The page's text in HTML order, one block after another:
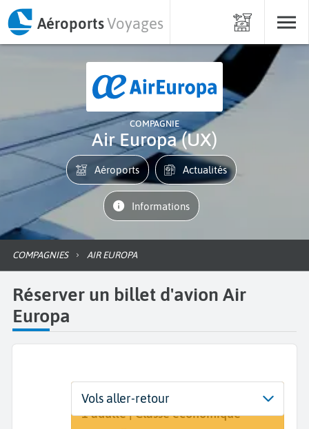
AéroportsVoyages
COMPAGNIE
Air Europa (UX)
Aéroports Actualités
informations
COMPAGNIES AIR EUROPA
Réserver un billet d'avion Air
Europa
Départ
De...
Dates
Dates de votre voyage
Voyageurs | Classe
1 adulte | Classe économique
Vols aller-retour